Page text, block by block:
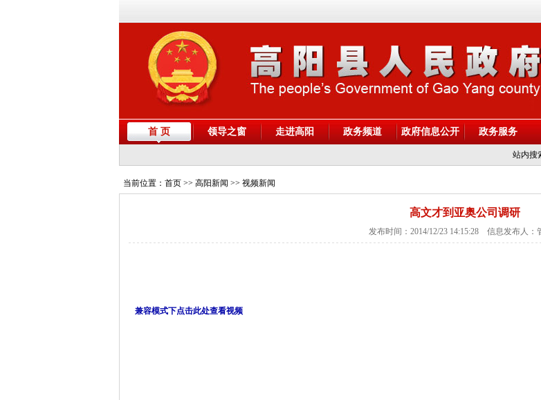
首 页 领导之窗 走进高阳 政务频道 政府信息公开 政务服务
站内搜
当前位置： 首页 >> 高阳新闻 >> 视频新闻
高文才到亚奥公司调研
发布时间：2014/12/23 14:15:28 信息发布人：
兼容模式下点击此处查看视频